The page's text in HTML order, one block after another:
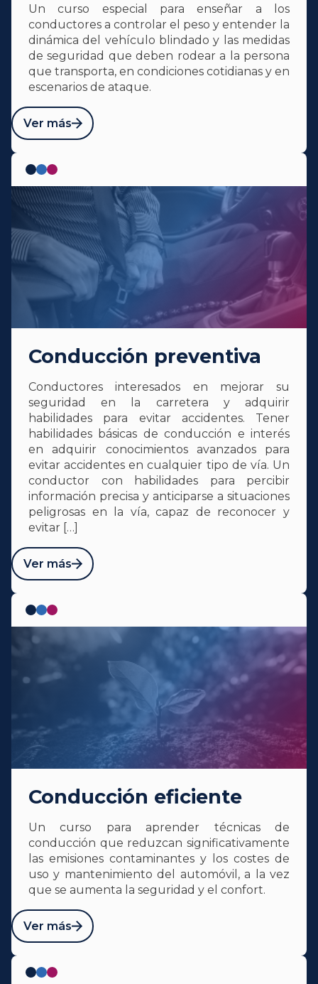
Un curso especial para enseñar a los
conductores a controlar el peso y entender la
dinámica del vehículo blindado y las medidas
de seguridad que deben rodear a la persona
que transporta, en condiciones cotidianas y en
escenarios de ataque.
Ver más
Conducción preventiva
Conductores interesados en mejorar su
seguridad en la carretera y adquirir
habilidades para evitar accidentes. Tener
habilidades básicas de conducción e interés
en adquirir conocimientos avanzados para
evitar accidentes en cualquier tipo de vía. Un
conductor con habilidades para percibir
información precisa y anticiparse a situaciones
peligrosas en la vía, capaz de reconocer y
evitar […]
Ver más
Conducción eficiente
Un curso para aprender técnicas de
conducción que reduzcan significativamente
las emisiones contaminantes y los costes de
uso y mantenimiento del automóvil, a la vez
que se aumenta la seguridad y el confort.
Ver más